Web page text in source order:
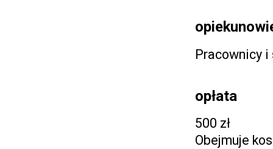
Pracownicy
opłata
500 zł
Obejmuje